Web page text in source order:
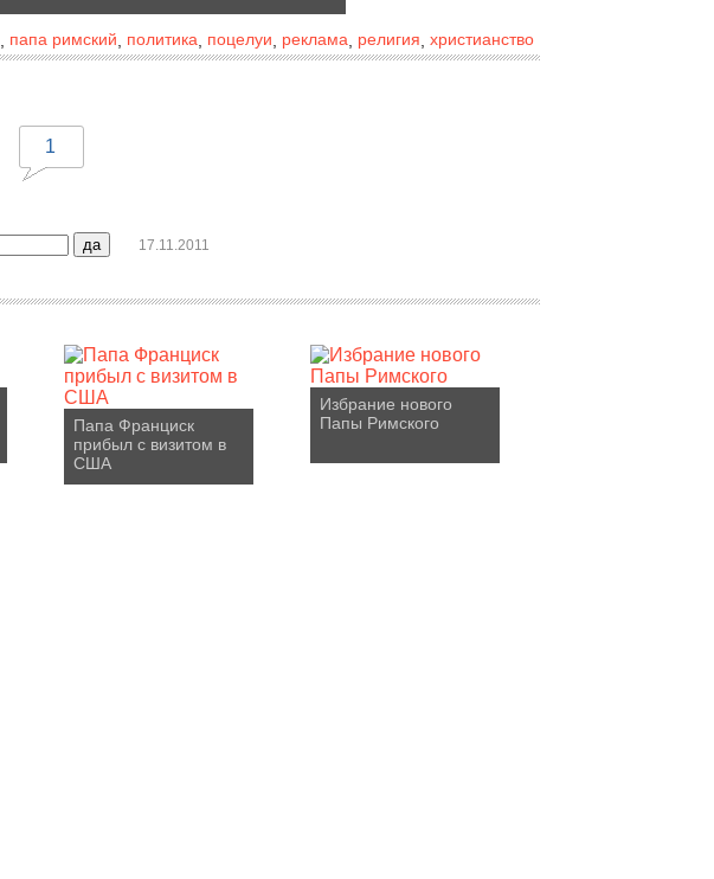
папа римский политика поцелуи реклама религия христианство
1
17.11.2011
Папа Франциск
прибыл с визитом в
США
Избрание нового
Папы Римского